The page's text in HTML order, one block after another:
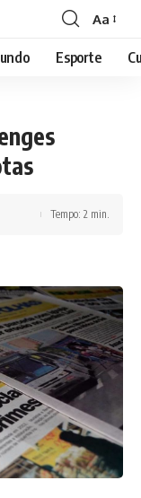
Font
Resizer
Aa
Esporte
Tempo: 2 min.